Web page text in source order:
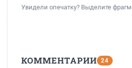
Увидели опечатку? Выделите
КОММЕНТАРИИ 24